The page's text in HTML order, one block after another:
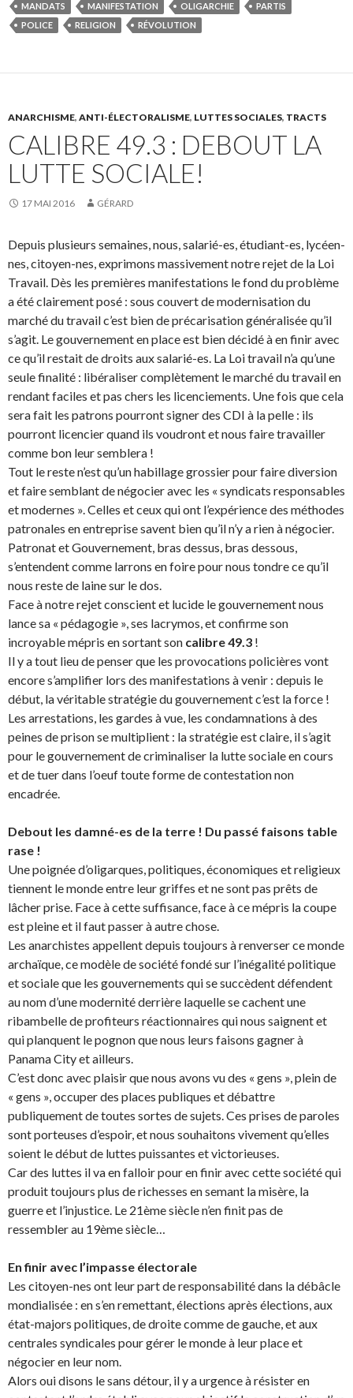
MANDATS MANIFESTATION OLIGARCHIE
PARTIS
POLICE
RELIGION RÉVOLUTION
ANARCHISME, ANTI-ÉLECTORALISME, LUTTES SOCIALES, TRACTS
CALIBRE 49.3 : DEBOUT LA
LUTTE SOCIALE!
17 MAI 2016 GÉRARD
Depuis plusieurs semaines, nous, salarié-es, étudiant-es, lycéen-
nes, citoyen-nes, exprimons massivement notre rejet de la Loi
Travail. Dès les premières manifestations le fond du problème
a été clairement posé : sous couvert de modernisation du
marché du travail c’est bien de précarisation généralisée qu’il
s’agit. Le gouvernement en place est bien décidé à en finir avec
ce qu’il restait de droits aux salarié-es. La Loi travail n’a qu’une
seule finalité : libéraliser complètement le marché du travail en
rendant faciles et pas chers les licenciements. Une fois que cela
sera fait les patrons pourront signer des CDI à la pelle : ils
pourront licencier quand ils voudront et nous faire travailler
comme bon leur semblera !
Tout le reste n’est qu’un habillage grossier pour faire diversion
et faire semblant de négocier avec les « syndicats responsables
et modernes ». Celles et ceux qui ont l’expérience des méthodes
patronales en entreprise savent bien qu’il n’y a rien à négocier.
Patronat et Gouvernement, bras dessus, bras dessous,
s’entendent comme larrons en foire pour nous tondre ce qu’il
nous reste de laine sur le dos.
Face à notre rejet conscient et lucide le gouvernement nous
lance sa « pédagogie », ses lacrymos, et confirme son
incroyable mépris en sortant son calibre 49.3 !
Il y a tout lieu de penser que les provocations policières vont
encore s’amplifier lors des manifestations à venir : depuis le
début, la véritable stratégie du gouvernement c’est la force !
Les arrestations, les gardes à vue, les condamnations à des
peines de prison se multiplient : la stratégie est claire, il s’agit
pour le gouvernement de criminaliser la lutte sociale en cours
et de tuer dans l’oeuf toute forme de contestation non
encadrée.
Debout les damné-es de la terre ! Du passé faisons table
rase !
Une poignée d’oligarques, politiques, économiques et religieux
tiennent le monde entre leur griffes et ne sont pas prêts de
lâcher prise. Face à cette suffisance, face à ce mépris la coupe
est pleine et il faut passer à autre chose.
Les anarchistes appellent depuis toujours à renverser ce monde
archaïque, ce modèle de société fondé sur l’inégalité politique
et sociale que les gouvernements qui se succèdent défendent
au nom d’une modernité derrière laquelle se cachent une
ribambelle de profiteurs réactionnaires qui nous saignent et
qui planquent le pognon que nous leurs faisons gagner à
Panama City et ailleurs.
C’est donc avec plaisir que nous avons vu des « gens », plein de
« gens », occuper des places publiques et débattre
publiquement de toutes sortes de sujets. Ces prises de paroles
sont porteuses d’espoir, et nous souhaitons vivement qu’elles
soient le début de luttes puissantes et victorieuses.
Car des luttes il va en falloir pour en finir avec cette société qui
produit toujours plus de richesses en semant la misère, la
guerre et l’injustice. Le 21ème siècle n’en finit pas de
ressembler au 19ème siècle…
En finir avec l’impasse électorale
Les citoyen-nes ont leur part de responsabilité dans la débâcle
mondialisée : en s’en remettant, élections après élections, aux
état-majors politiques, de droite comme de gauche, et aux
centrales syndicales pour gérer le monde à leur place et
négocier en leur nom.
Alors oui disons le sans détour, il y a urgence à résister en